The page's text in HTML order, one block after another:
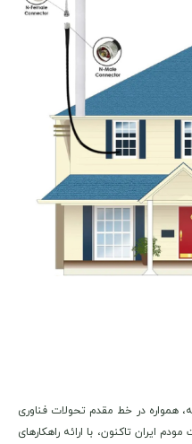
همواره در خط مقدم تحولات فناوری
ایران تاکنون، با ارائه راهکارهای